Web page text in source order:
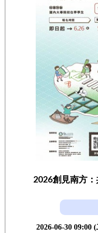
2026創見南方
2026-06-30 09:00